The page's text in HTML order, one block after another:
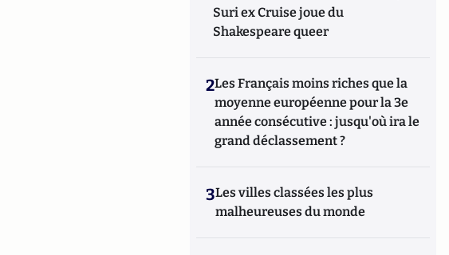
Suri ex Cruise joue du
Shakespeare queer
2Les Français moins riches que la
moyenne européenne pour la 3e
année consécutive : jusqu'où ira le
grand déclassement ?
3Les villes classées les plus
malheureuses du monde